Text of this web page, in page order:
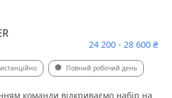
24 200 - 28 600 ₴
Повний робочий день
команди відкриваємо набір на